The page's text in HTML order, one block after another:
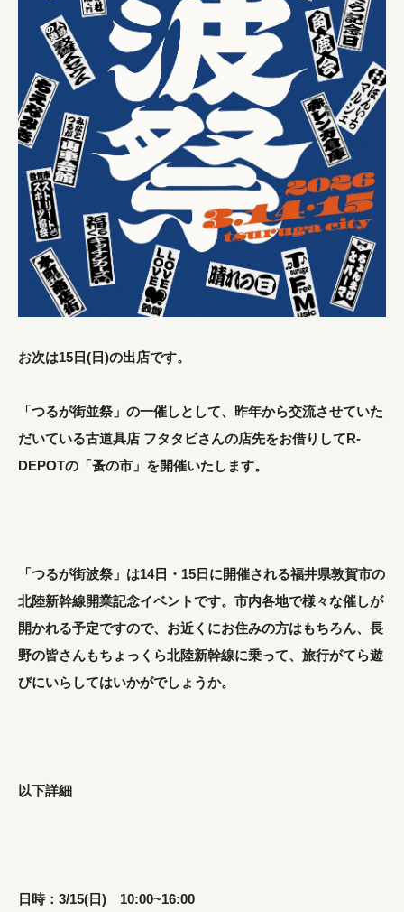
お次は15日(日)の出店です。
「つるが街並祭」の一催しとして、昨年から交流させていた
だいている古道具店 フタタビさんの店先をお借りしてR-
DEPOTの「蚤の市」を開催いたします。
「つるが街波祭」は14日・15日に開催される福井県敦賀市の
北陸新幹線開業記念イベントです。市内各地で様々な催しが
開かれる予定ですので、お近くにお住みの方はもちろん、長
野の皆さんもちょっくら北陸新幹線に乗って、旅行がてら遊
びにいらしてはいかがでしょうか。
以下詳細
日時：3/15(日) 10:00~16:00